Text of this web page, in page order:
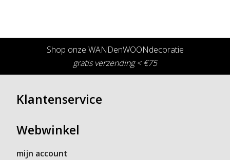
Shop onze WANDenWOONdecoratie
gratis verzending < €75
Klantenservice
Webwinkel
mijn account